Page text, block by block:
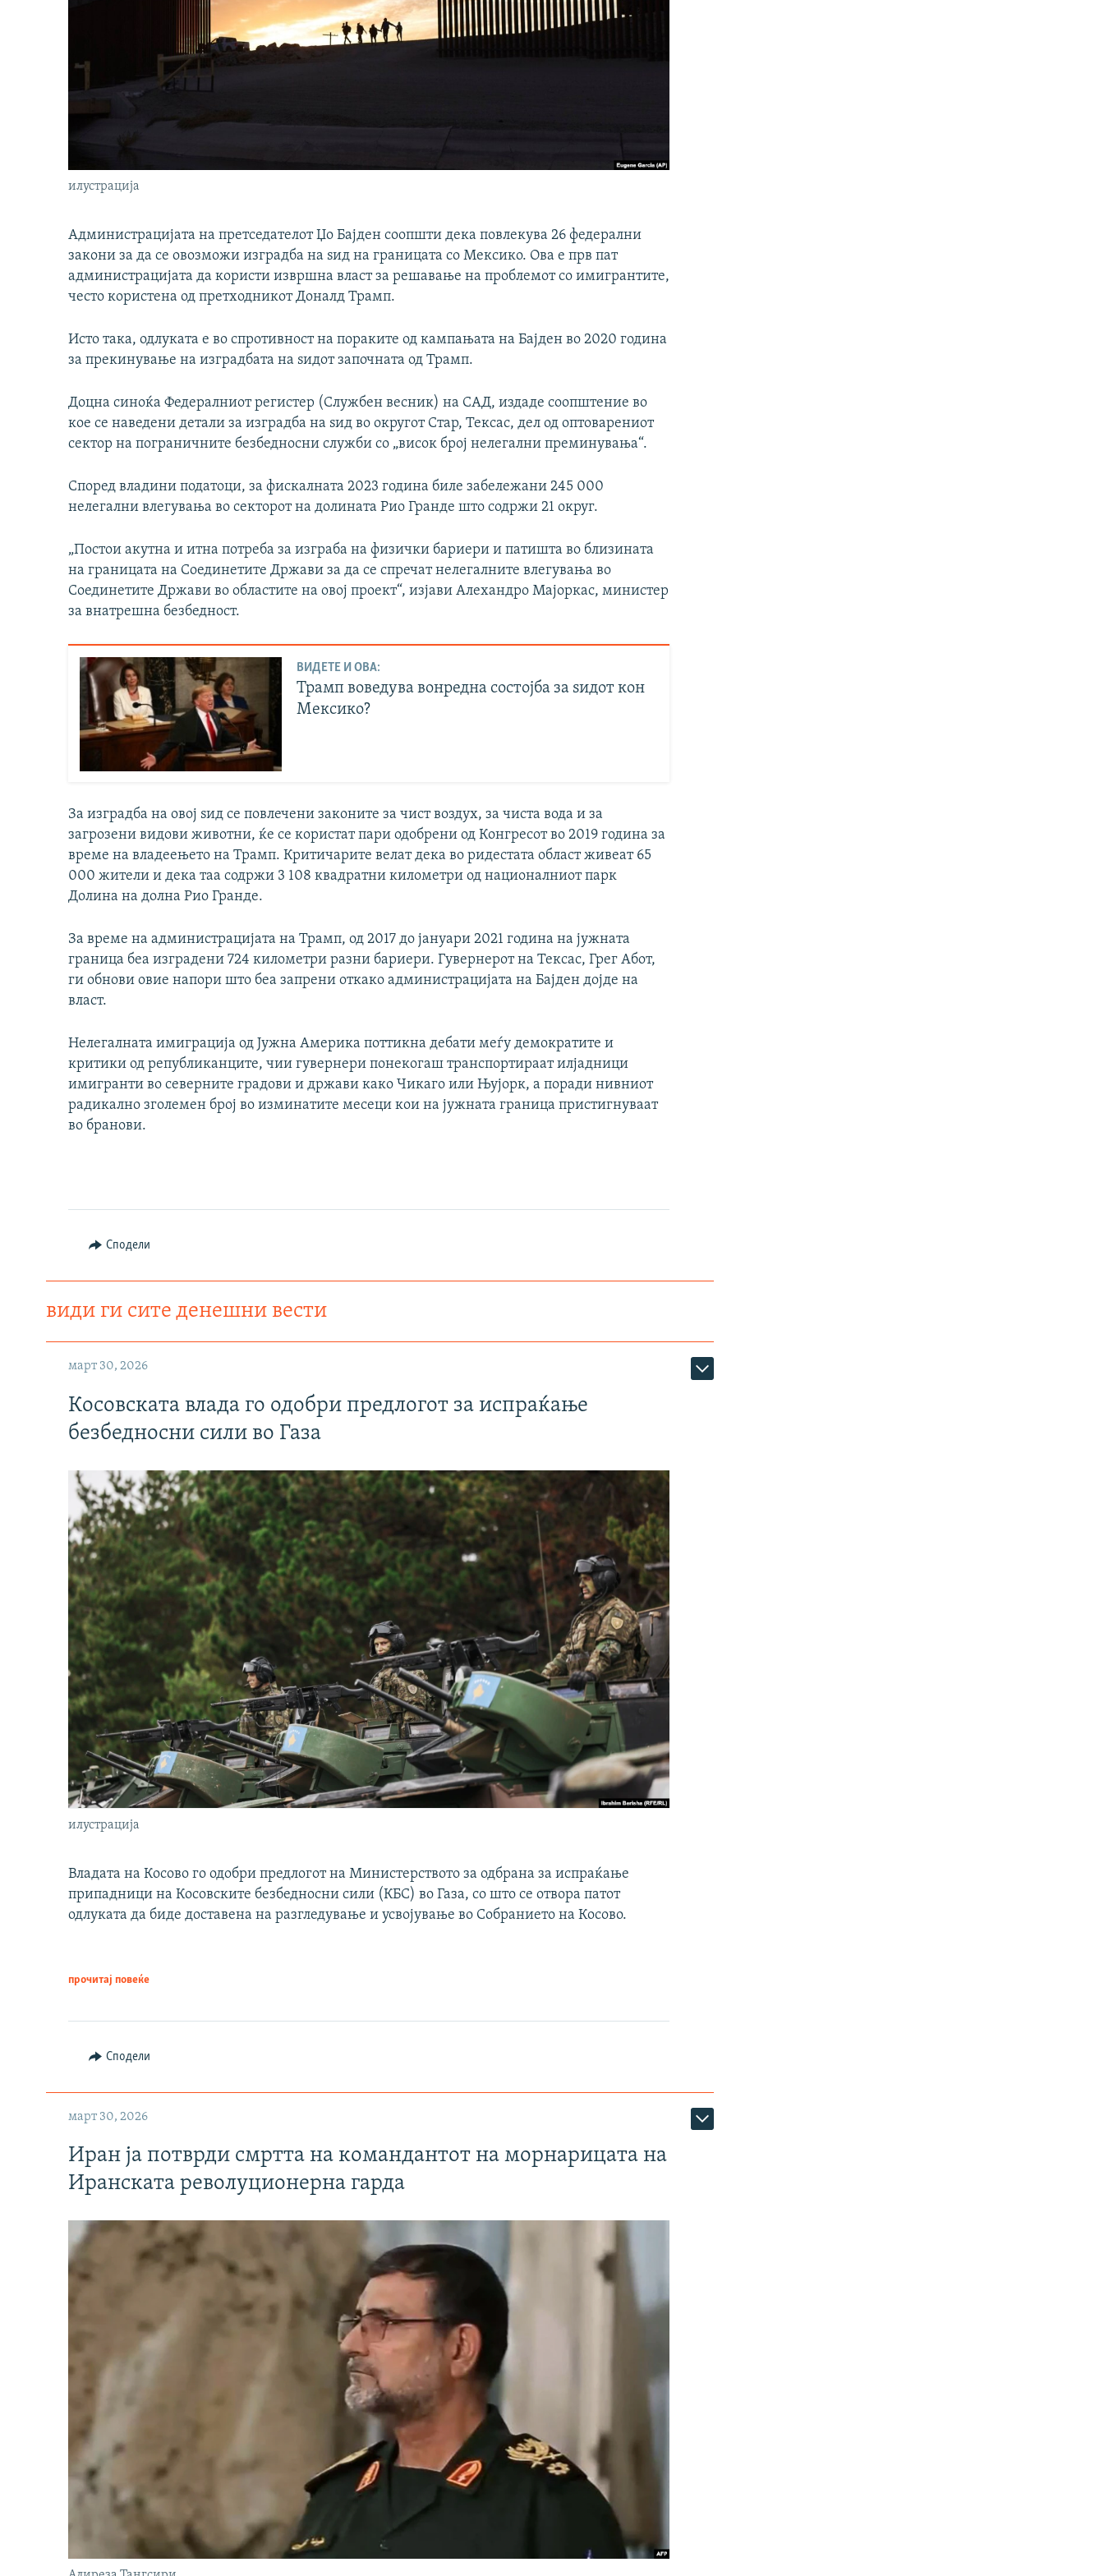
илустрација
Администрацијата на претседателот Џо Бајден соопшти дека повлекува 26 федерални
закони за да се овозможи изградба на ѕид на границата со Мексико. Ова е прв пат
администрацијата да користи извршна власт за решавање на проблемот со имигрантите,
често користена од претходникот Доналд Трамп.
Исто така, одлуката е во спротивност на пораките од кампањата на Бајден во 2020 година
за прекинување на изградбата на ѕидот започната од Трамп.
Доцна синоќа Федералниот регистер (Службен весник) на САД, издаде соопштение во
кое се наведени детали за изградба на ѕид во округот Стар, Тексас, дел од оптоварениот
сектор на пограничните безбедносни служби со „висок број нелегални преминувања“.
Според владини податоци, за фискалната 2023 година биле забележани 245 000
нелегални влегувања во секторот на долината Рио Гранде што содржи 21 округ.
„Постои акутна и итна потреба за изграба на физички бариери и патишта во близината
на границата на Соединетите Држави за да се спречат нелегалните влегувања во
Соединетите Држави во областите на овој проект“, изјави Алехандро Мајоркас, министер
за внатрешна безбедност.
ВИДЕТЕ И ОВА:
Трамп воведува вонредна состојба за ѕидот кон
Мексико?
За изградба на овој ѕид се повлечени законите за чист воздух, за чиста вода и за
загрозени видови животни, ќе се користат пари одобрени од Конгресот во 2019 година за
време на владеењето на Трамп. Критичарите велат дека во ридестата област живеат 65
000 жители и дека таа содржи 3 108 квадратни километри од националниот парк
Долина на долна Рио Гранде.
За време на администрацијата на Трамп, од 2017 до јануари 2021 година на јужната
граница беа изградени 724 километри разни бариери. Гувернерот на Тексас, Грег Абот,
ги обнови овие напори што беа запрени откако администрацијата на Бајден дојде на
власт.
Нелегалната имиграција од Јужна Америка поттикна дебати меѓу демократите и
критики од републиканците, чии гувернери понекогаш транспортираат илјадници
имигранти во северните градови и држави како Чикаго или Њујорк, а поради нивниот
радикално зголемен број во изминатите месеци кои на јужната граница пристигнуваат
во бранови.
Сподели
види ги сите денешни вести
март 30, 2026
Косовската влада го одобри предлогот за испраќање
безбедносни сили во Газа
илустрација
Владата на Косово го одобри предлогот на Министерството за одбрана за испраќање
припадници на Косовските безбедносни сили (КБС) во Газа, со што се отвора патот
одлуката да биде доставена на разгледување и усвојување во Собранието на Косово.
прочитај повеќе
Сподели
март 30, 2026
Иран ја потврди смртта на командантот на морнарицата на
Иранската револуционерна гарда